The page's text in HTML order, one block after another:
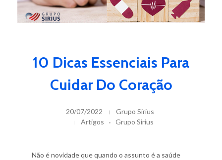
10 Dicas Essenciais Para
Cuidar Do Coração
20/07/2022
Grupo Sirius
Artigos
Grupo Sirius
Não é novidade que quando o assunto é a saúde